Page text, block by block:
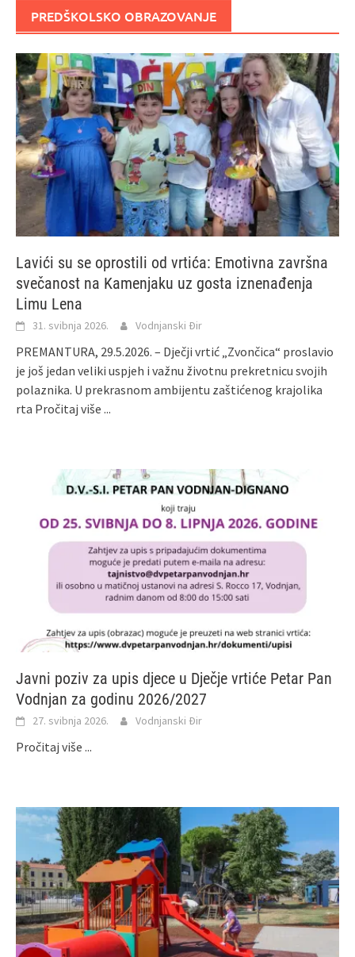
PREDŠKOLSKO OBRAZOVANJE
Lavići su se oprostili od vrtića: Emotivna završna
svečanost na Kamenjaku uz gosta iznenađenja
Limu Lena
31. svibnja 2026. Vodnjanski Đir
PREMANTURA, 29.5.2026. – Dječji vrtić „Zvončica“ proslavio
je još jedan veliki uspjeh i važnu životnu prekretnicu svojih
polaznika. U prekrasnom ambijentu zaštićenog krajolika
rta Pročitaj više ...
Javni poziv za upis djece u Dječje vrtiće Petar Pan
Vodnjan za godinu 2026/2027
27. svibnja 2026. Vodnjanski Đir
Pročitaj više ...